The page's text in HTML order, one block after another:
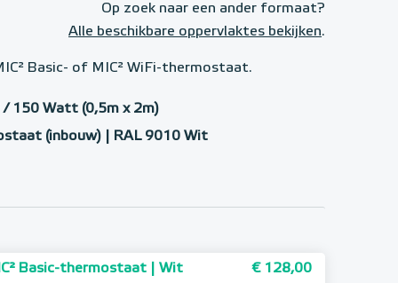
Op zoek naar een ander formaat?
Alle beschikbare oppervlaktes bekijken.
Basic- of MIC² WiFi-thermostaat.
/ 150 Watt (0,5m x 2m)
(inbouw) | RAL 9010 Wit
Basic-thermostaat | Wit € 128,00